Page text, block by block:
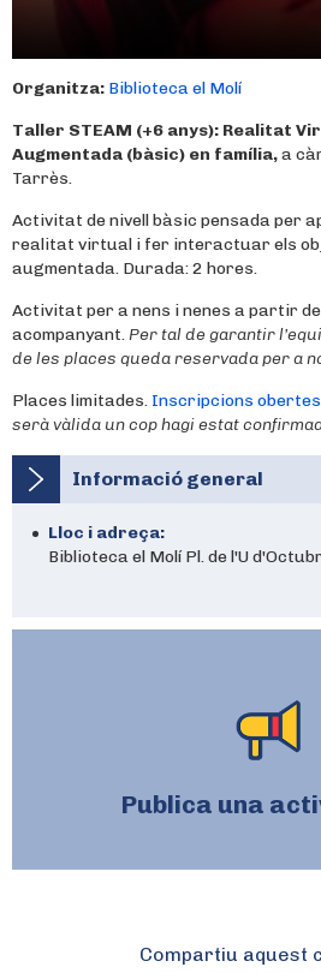
Organitza: Biblioteca el Molí
Taller STEAM (+6 anys): Realitat
Augmentada (bàsic) en família,a
Tarrès.
Activitat de nivell bàsic pensada per
realitat virtual i fer interactuar els
augmentada. Durada: 2 hores.
Activitat per a nens i nenes a partir de
acompanyant.Per tal de garantir
de les places queda reservada per a
Places limitades. Inscripcions obertes
serà vàlida un cop hagi estat
Informació general
Lloc i adreça:
Biblioteca el Molí Pl. de l'U
Publica una
Compartiu aquest